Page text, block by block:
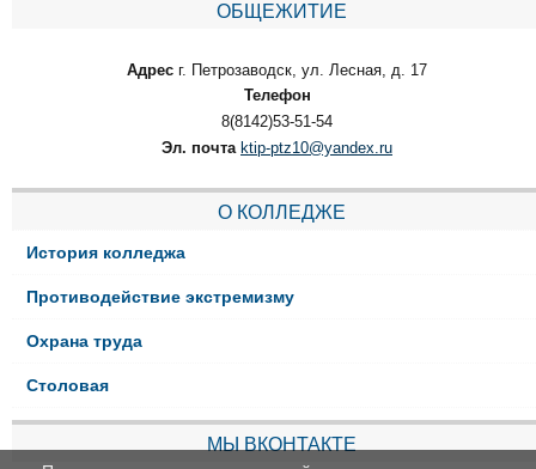
ОБЩЕЖИТИЕ
Адрес г. Петрозаводск, ул. Лесная, д. 17
Телефон
8(8142)53-51-54
Эл. почта ktip-ptz10@yandex.ru
О КОЛЛЕДЖЕ
История колледжа
Противодействие экстремизму
Охрана труда
Столовая
МЫ ВКОНТАКТЕ